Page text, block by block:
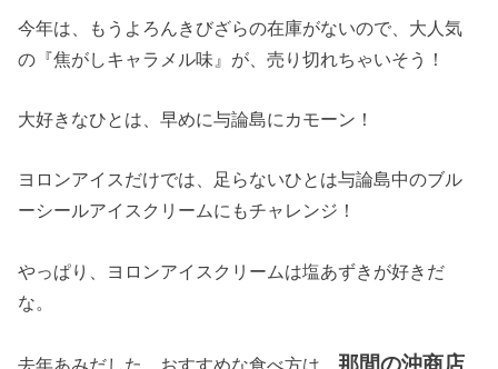
今年は、もうよろんきびざらの在庫がないので、大人気
の『焦がしキャラメル味』が、売り切れちゃいそう！
大好きなひとは、早めに与論島にカモーン！
ヨロンアイスだけでは、足らないひとは与論島中のブル
ーシールアイスクリームにもチャレンジ！
やっぱり、ヨロンアイスクリームは塩あずきが好きだ
な。
去年あみだした、おすすめな食べ方は、那間の沖商店